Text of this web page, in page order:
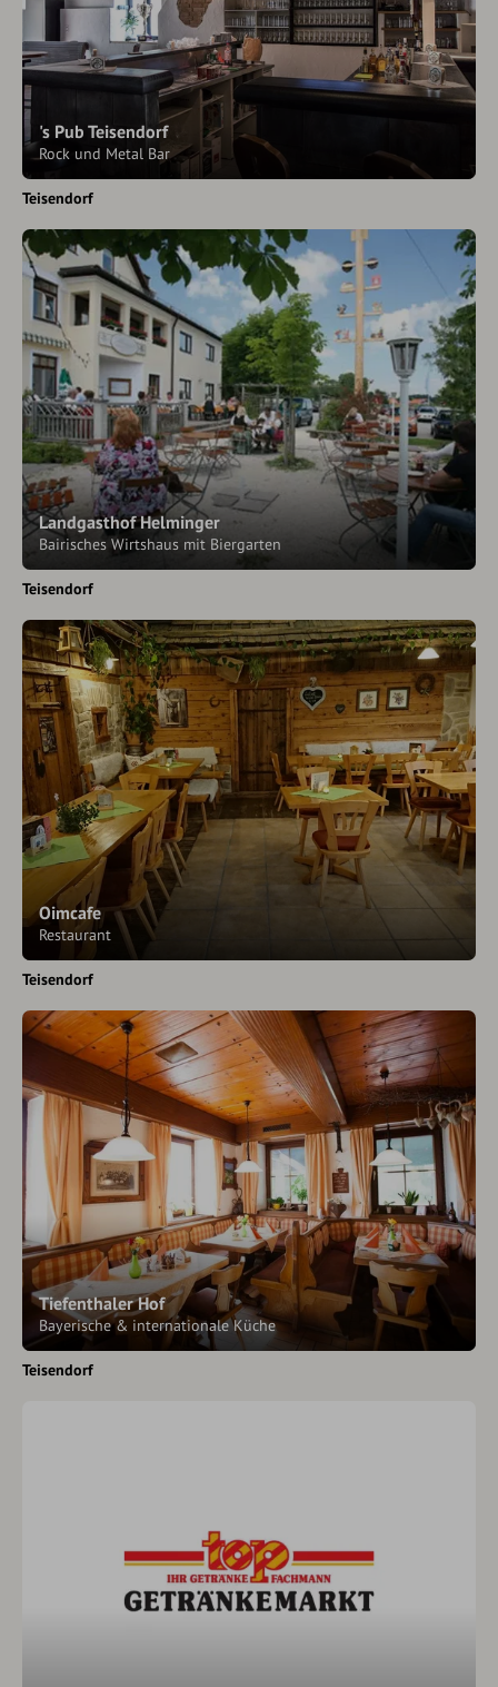
's Pub Teisendorf
Rock und Metal Bar
Teisendorf
Landgasthof Helminger
Bairisches Wirtshaus mit Biergarten
Teisendorf
Oimcafe
Restaurant
Teisendorf
Tiefenthaler Hof
Bayerische & internationale Küche
Teisendorf